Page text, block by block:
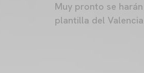
Muy pronto se
plantilla del Valencia